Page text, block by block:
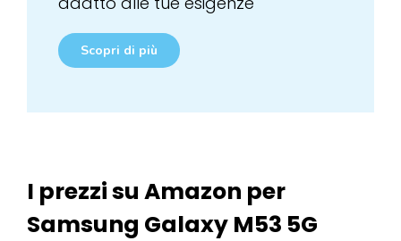
Scopri di più
I prezzi su Amazon per
Samsung Galaxy M53 5G